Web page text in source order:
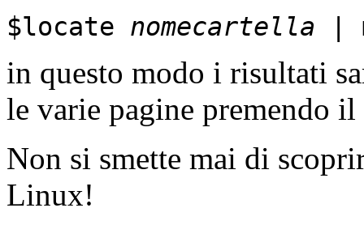
$locate nomecartella |
in questo modo i risultati
le varie pagine premendo il
Non si smette mai di
Linux!